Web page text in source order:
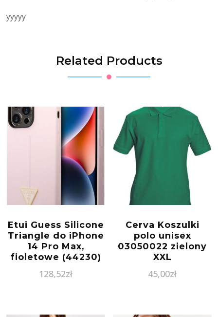
yyyyy
Related Products
Etui Guess Silicone
Triangle do iPhone
14 Pro Max,
fioletowe (44230)
128,52zł
Cerva Koszulki
polo unisex
03050022 zielony
XXL
45,00zł